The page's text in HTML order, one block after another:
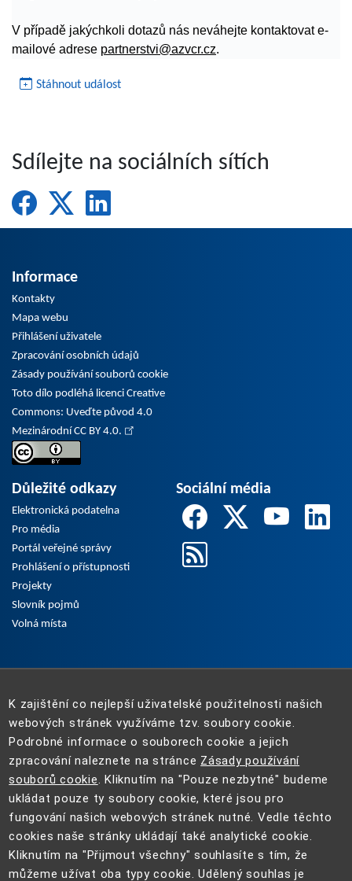
V případě jakýchkoli dotazů nás neváhejte kontaktovat e-
mailové adrese partnerstvi@azvcr.cz.
Stáhnout událost
Sdílejte na sociálních sítích
Informace
Kontakty
Mapa webu
Přihlášení uživatele
Zpracování osobních údajů
Zásady používání souborů cookie
Toto dílo podléhá licenci Creative
Commons: Uveďte původ 4.0
Mezinárodní CC BY 4.0.
Důležité odkazy
Elektronická podatelna
Pro média
Portál veřejné správy
Prohlášení o přístupnosti
Projekty
Slovník pojmů
Volná místa
Sociální média
K zajištění co nejlepší uživatelské použitelnosti našich
webových stránek využíváme tzv. soubory cookie.
Podrobné informace o souborech cookie a jejich
zpracování naleznete na stránce Zásady používání
souborů cookie. Kliknutím na "Pouze nezbytné" budeme
ukládat pouze ty soubory cookie, které jsou pro
fungování našich webových stránek nutné. Vedle těchto
cookies naše stránky ukládají také analytické cookie.
Kliknutím na "Přijmout všechny" souhlasíte s tím, že
můžeme užívat oba typy cookie. Udělený souhlas je